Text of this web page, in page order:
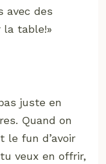
avec des
table!»
juste en
Quand on
le fun d’avoir
veux en offrir,